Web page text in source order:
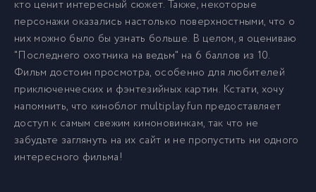
кто ценит интересный сюжет. Также, некоторые
персонажи оказались настолько поверхностными, что о
них можно было бы узнать больше. В целом, я оцениваю
"Последнего охотника на ведьм" на 6 баллов из 10.
Фильм достоин просмотра, особенно для любителей
приключенческих и фэнтезийных картин. Кстати, хочу
напомнить, что киноблог multiplay.fun предоставляет
доступ к самым свежим киноновинкам, так что не
забудьте заглянуть на их сайт и не пропустить ни одного
интересного фильма!